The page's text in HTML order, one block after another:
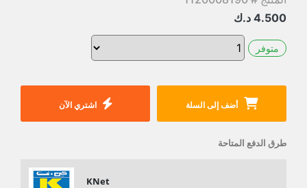
4.500 د.ك
متوفر
أضف إلى السلة اشتري الآن
طرق الدفع المتاحة
KNet